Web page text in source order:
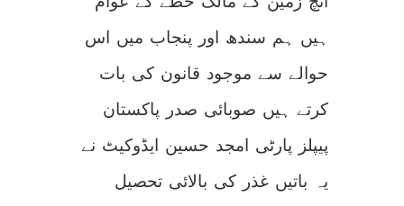
ہیں ہم سندھ اور پنجاب میں اس
حوالے سے موجود قانون کی بات
کرتے ہیں صوبائی صدر پاکستان
پیپلز پارٹی امجد حسین ایڈوکیٹ نے
یہ باتیں غذر کی بالائی تحصیل